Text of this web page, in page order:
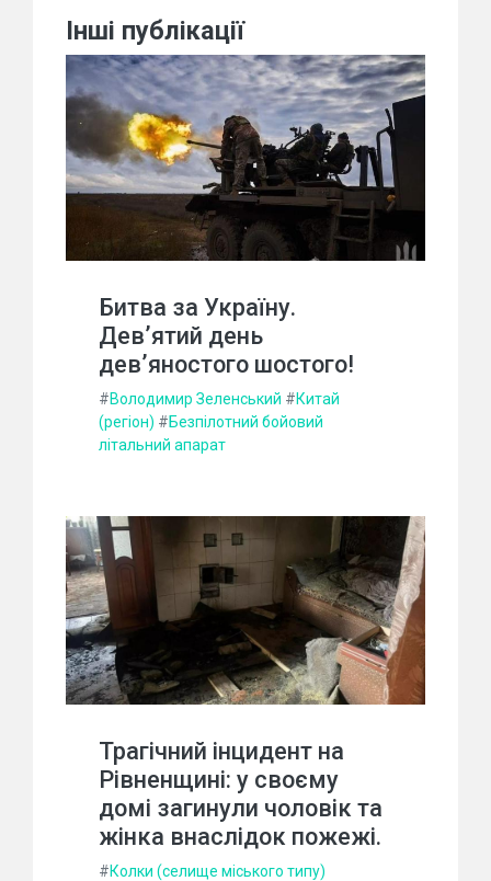
Інші публікації
Битва за Україну.
Дев’ятий день
дев’яностого шостого!
#Володимир Зеленський #Китай
(регіон) #Безпілотний бойовий
літальний апарат
Трагічний інцидент на
Рівненщині: у своєму
домі загинули чоловік та
жінка внаслідок пожежі.
#Колки (селище міського типу)